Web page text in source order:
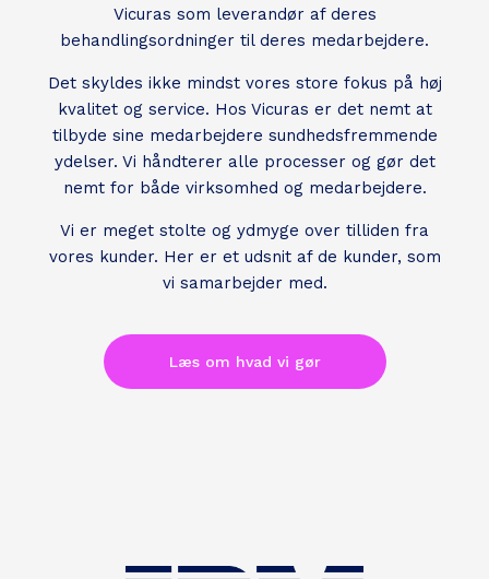
Vicuras som leverandør af deres
behandlingsordninger til deres medarbejdere.
Det skyldes ikke mindst vores store fokus på høj
kvalitet og service. Hos Vicuras er det nemt at
tilbyde sine medarbejdere sundhedsfremmende
ydelser. Vi håndterer alle processer og gør det
nemt for både virksomhed og medarbejdere.
Vi er meget stolte og ydmyge over tilliden fra
vores kunder. Her er et udsnit af de kunder, som
vi samarbejder med.
Læs om hvad vi gør